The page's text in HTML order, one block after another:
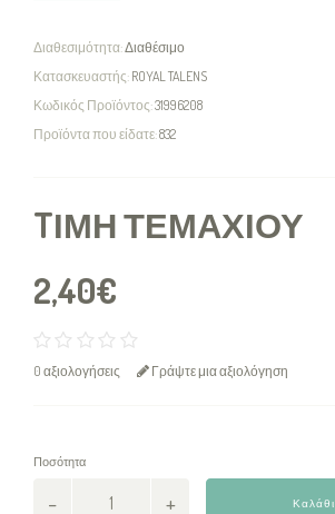
Διαθεσιμότητα:Διαθέσιμο
Κατασκευαστής: ROYAL TALENS
Κωδικός Προϊόντος:31996208
Προϊόντα που είδατε:832
TΙΜΉ ΤΕΜΑΧΊΟΥ
2,40€
0 αξιολογήσεις Γράψτε μια αξιολόγηση
Ποσότητα
Καλάθι